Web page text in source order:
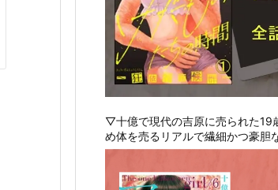
▽十億で現代の吉原に売られた19
め体を売るリアルで繊細かつ豪胆